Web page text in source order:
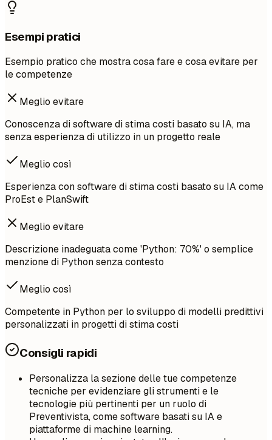
Esempi pratici
Esempio pratico che mostra cosa fare e cosa evitare per
le competenze
Meglio evitare
Conoscenza di software di stima costi basato su IA, ma
senza esperienza di utilizzo in un progetto reale
Meglio così
Esperienza con software di stima costi basato su IA come
ProEst e PlanSwift
Meglio evitare
Descrizione inadeguata come 'Python: 70%' o semplice
menzione di Python senza contesto
Meglio così
Competente in Python per lo sviluppo di modelli predittivi
personalizzati in progetti di stima costi
Consigli rapidi
Personalizza la sezione delle tue competenze
tecniche per evidenziare gli strumenti e le
tecnologie più pertinenti per un ruolo di
Preventivista, come software basati su IA e
piattaforme di machine learning.